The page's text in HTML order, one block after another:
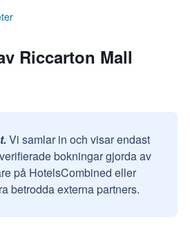
Riccarton Mall
Vi samlar in och visar endast
bokningar gjorda av
på HotelsCombined eller
betrodda externa partners.